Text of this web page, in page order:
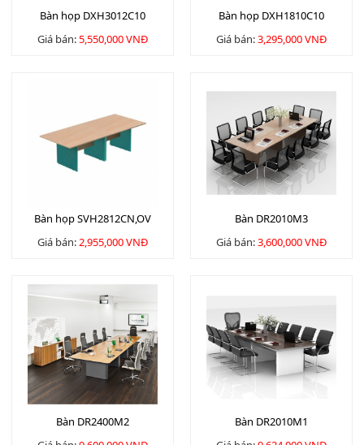
Bàn họp DXH3012C10
Giá bán:5,550,000 VNĐ
Bàn họp DXH1810C10
Giá bán:3,295,000 VNĐ
Bàn họp SVH2812CN,OV
Giá bán:2,955,000 VNĐ
Bàn DR2010M3
Giá bán:3,600,000 VNĐ
Bàn DR2400M2
Bàn DR2010M1